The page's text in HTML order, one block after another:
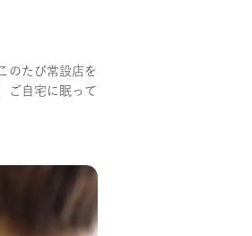
のたび常設店を
ご自宅に眠って